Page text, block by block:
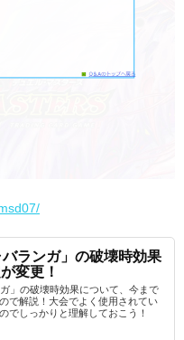
バランガ」の破壊時効果
変更！
」の破壊時効果について、今まで
で解説！大会でよく使用されてい
でしっかりと理解しておこう！